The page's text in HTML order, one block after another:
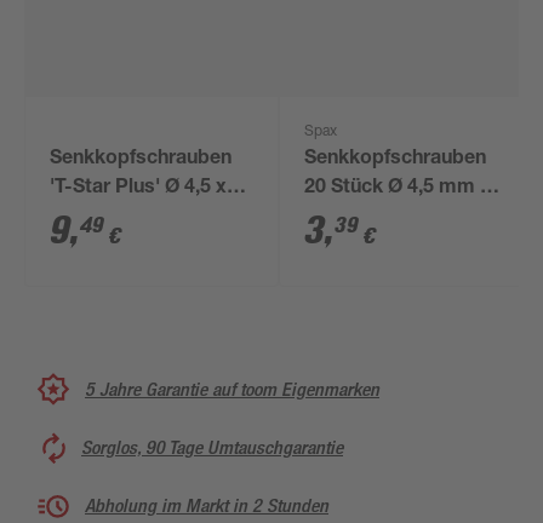
Senkkopfschrauben
'T-Star Plus' Ø 4,5 x
50 mm 75 Stück
9,49 €
Spax
Senkkopfschrauben
20 Stück Ø 4,5 mm 16
mm
3,39 €
5 Jahre Garantie auf toom Eigenmarken
Sorglos, 90 Tage Umtauschgarantie
Abholung im Markt in 2 Stunden